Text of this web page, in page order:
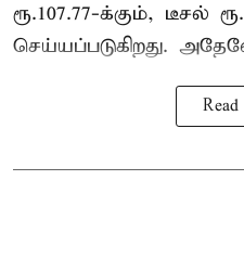
ரூ.107.77-க்கும், டீசல்
செய்யப்படுகிறது.